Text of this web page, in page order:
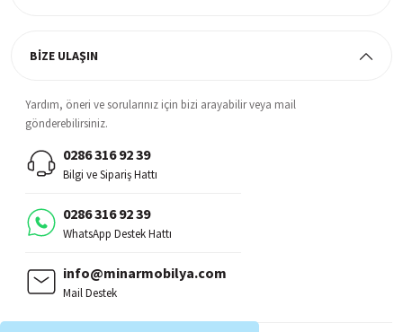
BİZE ULAŞIN
Yardım, öneri ve sorularınız için bizi arayabilir veya mail
gönderebilirsiniz.
0286 316 92 39
Bilgi ve Sipariş Hattı
0286 316 92 39
WhatsApp Destek Hattı
info@minarmobilya.com
Mail Destek